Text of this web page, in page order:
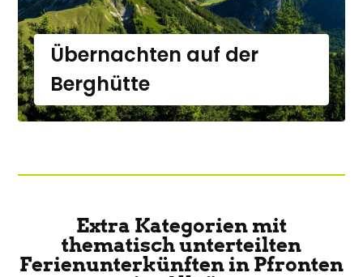
Übernachten auf der
Berghütte
Extra Kategorien mit
thematisch unterteilten
Ferienunterkünften in Pfronten